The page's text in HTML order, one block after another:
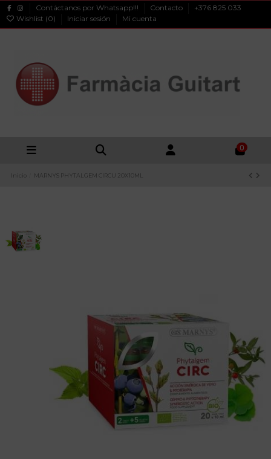
Contáctanos por Whatsapp!!! Contacto
+376 825 033
Wishlist (0) Iniciar sesión Mi cuenta
0
Inicio MARNYS PHYTALGEM CIRCU 20X10ML